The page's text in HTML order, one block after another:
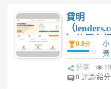
貸明
（
）使用心
間貸款比
體驗
0.0分
小
黃
蜂
1
分享
0 評論/給分